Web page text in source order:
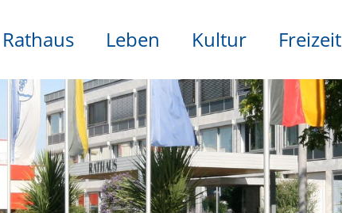
Rathaus Leben Kultur Freizeit